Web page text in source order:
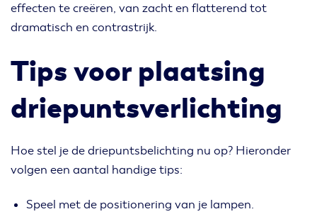
effecten te creëren, van zacht en flatterend tot
dramatisch en contrastrijk.
Tips voor plaatsing
driepuntsverlichting
Hoe stel je de driepuntsbelichting nu op? Hieronder
volgen een aantal handige tips:
Speel met de positionering van je lampen.